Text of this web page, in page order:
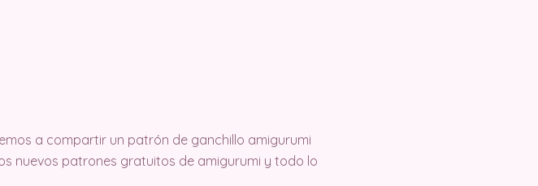
a compartir un patrón de ganchillo amigurumi
nuevos patrones gratuitos de amigurumi y todo lo